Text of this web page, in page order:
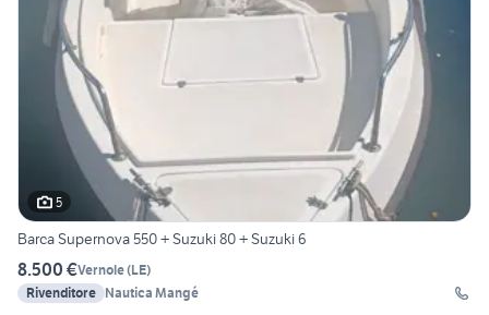
5
Barca Supernova 550 + Suzuki 80 + Suzuki 6
8.500 €Vernole(LE)
Rivenditore Nautica Mangé